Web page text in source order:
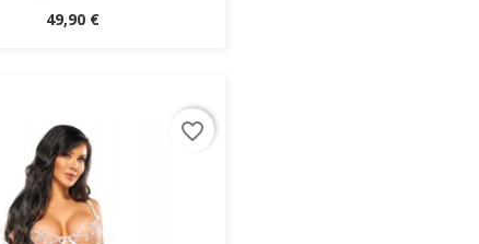
Prix
49,90 €
favorite_border